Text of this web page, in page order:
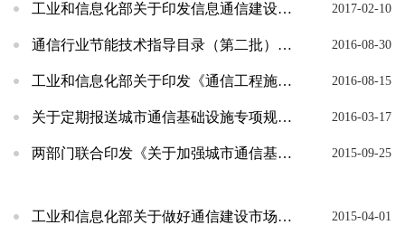
工业和信息化部关于印发信息通信建设工程预算定额、工程费用定额及工程概预算编制规程的通知 2017-02-10
通信行业节能技术指导目录（第二批）发布 2016-08-30
工业和信息化部关于印发《通信工程施工企业主要负责人 项目负责人和专职安全生产管理人员安全生... 2016-08-15
关于定期报送城市通信基础设施专项规划工作进展情况的通知 2016-03-17
两部门联合印发《关于加强城市通信基础设施规划的通知》 2015-09-25
工业和信息化部关于做好通信建设市场管理工作的通知 2015-04-01